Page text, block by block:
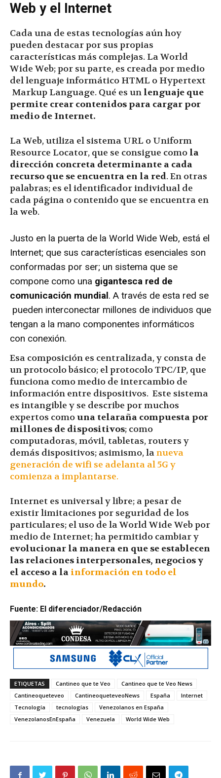
Web y el Internet
Cada una de estas tecnologías aún hoy
pueden destacar por sus propias
características más complejas. La World
Wide Web; por su parte, es creada por medio
del lenguaje informático HTML o Hypertext
Markup Language. Qué es un lenguaje que
permite crear contenidos para cargar por
medio de Internet.
La Web, utiliza el sistema URL o Uniform
Resource Locator, que se consigue como la
dirección concreta determinante a cada
recurso que se encuentra en la red. En otras
palabras; es el identificador individual de
cada página o contenido que se encuentra en
la web.
Justo en la puerta de la World Wide Web, está el
Internet; que sus características esenciales son
conformadas por ser; un sistema que se
compone como una gigantesca red de
comunicación mundial. A través de esta red se
pueden interconectar millones de individuos que
tengan a la mano componentes informáticos
con conexión.
Esa composición es centralizada, y consta de
un protocolo básico; el protocolo TPC/IP, que
funciona como medio de intercambio de
información entre dispositivos. Este sistema
es intangible y se describe por muchos
expertos comouna telaraña compuesta por
millones de dispositivos; como
computadoras, móvil, tabletas, routers y
demás dispositivos; asimismo, lanueva
generación de wifi se adelanta al 5G y
comienza a implantarse.
Internet es universal y libre; a pesar de
existir limitaciones por seguridad de los
particulares; el uso de la World Wide Web por
medio de Internet; ha permitido cambiar y
evolucionar la manera en que se establecen
las relaciones interpersonales, negocios y
el acceso a la información en todo el
mundo.
Fuente: El diferenciador/Redacción
ETIQUETAS Cantineo que te Veo
Cantineo que te Veo News
Cantineoqueteveo
CantineoqueteveoNews España
Internet
Tecnología
tecnologías
Venezolanos en España
VenezolanosEnEspaña
Venezuela World Wide Web